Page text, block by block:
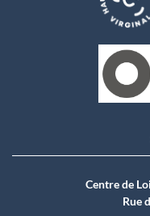
Centre de
Rue